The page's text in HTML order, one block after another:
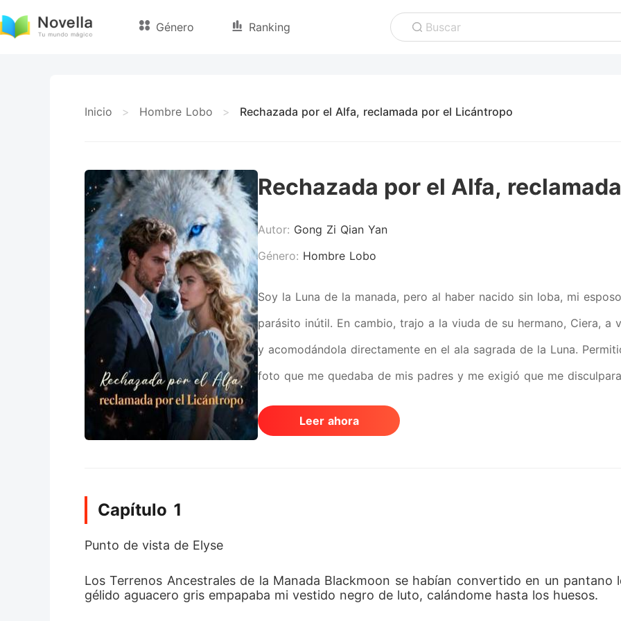
Género Ranking Buscar
Inicio > Hombre Lobo > Rechazada por el Alfa, reclamada por el Licántropo
Rechazada por el Alfa,
Autor: Gong Zi Qian Yan
Género: Hombre Lobo
Soy la Luna de la manada, pero al haber nacido sin loba, mi
parásito inútil. En cambio, trajo a la viuda de su hermano, Ciera,
y acomodándola directamente en el ala sagrada de la Luna.
foto que me quedaba de mis padres y me exigió que me
despiadada abuela nos convocó bajo amenaza de muerte, Jace
por un berrinche inventado. Al presentarme sola en el Cónclave,
impenetrables puertas de hierro de la fortaleza estallaron en mil
Leer ahora
Capítulo 1
Punto de vista de Elyse
Los Terrenos Ancestrales de la Manada Blackmoon se habían convertido en un pantano
gélido aguacero gris empapaba mi vestido negro de luto, calándome hasta los huesos.